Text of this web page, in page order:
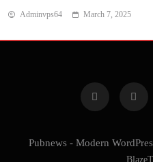
Adminvps64 March 7, 2025
Pubnews - Modern